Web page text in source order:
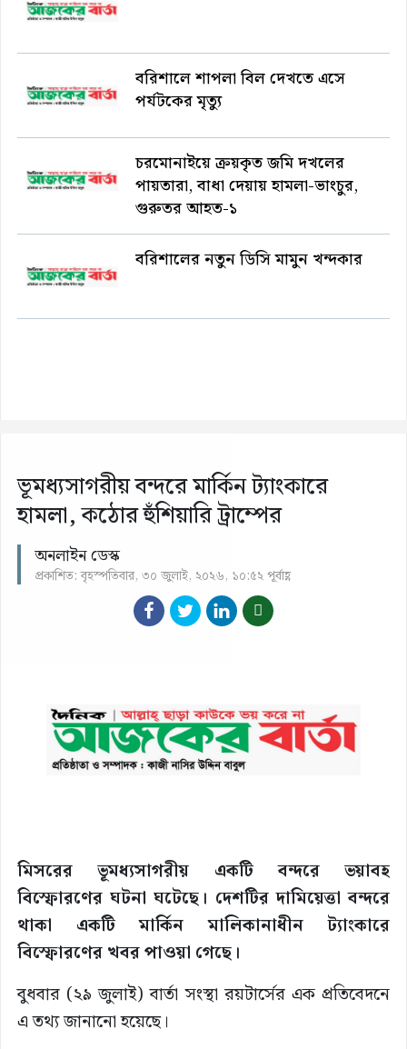
বরিশালে শাপলা বিল দেখতে এসে
পর্যটকের মৃত্যু
চরমোনাইয়ে ক্রয়কৃত জমি দখলের
পায়তারা, বাধা দেয়ায় হামলা-ভাংচুর,
গুরুতর আহত-১
বরিশালের নতুন ডিসি মামুন খন্দকার
ভূমধ্যসাগরীয় বন্দরে মার্কিন ট্যাংকারে
হামলা, কঠোর হুঁশিয়ারি ট্রাম্পের
অনলাইন ডেস্ক
প্রকাশিত: বৃহস্পতিবার, ৩০ জুলাই, ২০২৬, ১০:৫২ পূর্বাহ্ণ
মিসরের ভূমধ্যসাগরীয় একটি বন্দরে ভয়াবহ
বিস্ফোরণের ঘটনা ঘটেছে। দেশটির দামিয়েত্তা বন্দরে
থাকা একটি মার্কিন মালিকানাধীন ট্যাংকারে
বিস্ফোরণের খবর পাওয়া গেছে।
বুধবার (২৯ জুলাই) বার্তা সংস্থা রয়টার্সের এক প্রতিবেদনে
এ তথ্য জানানো হয়েছে।